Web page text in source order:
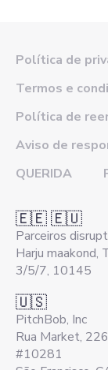
Política de
Termos e
Política de
Aviso de
QUERIDA
🇪🇪 🇪🇺
Parceiros
Harju maakond,
3/5/7, 10145
🇺🇸
PitchBob, Inc
Rua Market,
#10281